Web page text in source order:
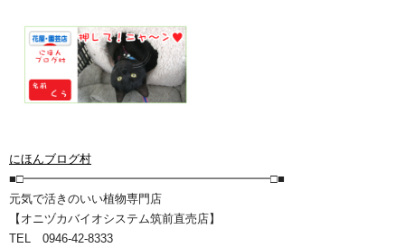
にほんブログ村
■□━━━━━━━━━━━━━━━━━━━━━□■
元気で活きのいい植物専門店
【オニヅカバイオシステム筑前直売店】
TEL 0946-42-8333